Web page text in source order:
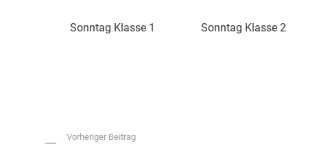
Sonntag Klasse 1 Sonntag Klasse 2
Vorheriger Beitrag